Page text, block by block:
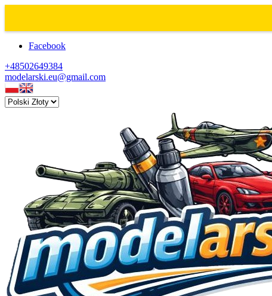
Facebook
+48502649384
modelarski.eu@gmail.com